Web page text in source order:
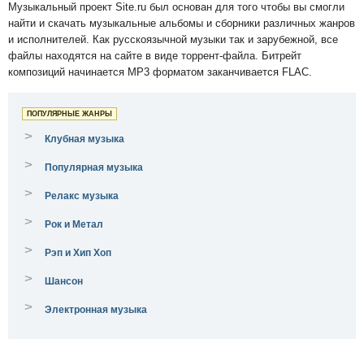
Музыкальный проект Site.ru был основан для того чтобы вы смогли
найти и скачать музыкальные альбомы и сборники различных жанров
и исполнителей. Как русскоязычной музыки так и зарубежной, все
файлы находятся на сайте в виде торрент-файла. Битрейт
композиций начинается MP3 форматом заканчивается FLAC.
ПОПУЛЯРНЫЕ ЖАНРЫ
> Клубная музыка
> Популярная музыка
> Релакс музыка
> Рок и Метал
> Рэп и Хип Хоп
> Шансон
> Электронная музыка